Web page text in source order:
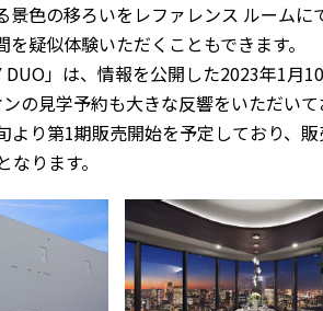
景色の移ろいをレファレンス ルーム
疑似体験いただくこともできます。
DUO」は、情報を公開した2023年1
の見学予約も大きな反響をいただいて
より第1期販売開始を予定しており、
なります。